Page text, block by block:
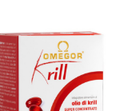
€22.90.€18.78.